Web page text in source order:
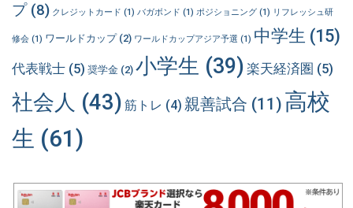
プ(8) クレジットカード (1) バガボンド (1) ポジショニング (1) リフレッシュ研
修会 (1) ワールドカップ(2) ワールドカップアジア予選 (1) 中学生 (15)
代表戦士 (5) 奨学金 (2) 小学生 (39) 楽天経済圏 (5)
社会人 (43) 筋トレ (4) 親善試合 (11) 高校
生 (61)